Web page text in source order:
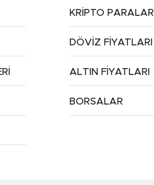
KRİPTO PARALAR
DÖVİZ FİYATLARI
ALTIN FİYATLARI
BORSALAR